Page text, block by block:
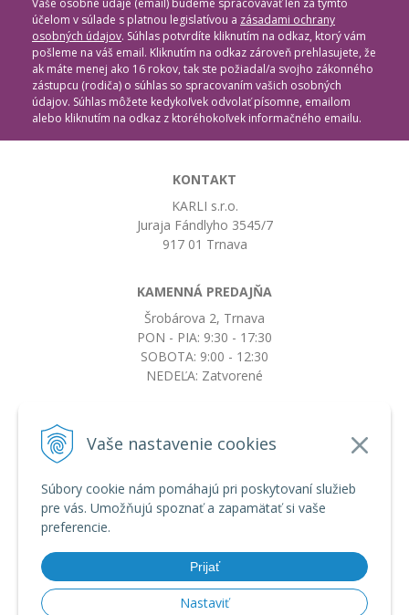
Vaše nastavenie cookies
Súbory cookie nám pomáhajú pri poskytovaní služieb
pre vás. Umožňujú spoznať a zapamätať si vaše
preferencie.
Prijať
Nastaviť
účelom v súlade s platnou legislatívou a zásadami ochrany
osobných údajov. Súhlas potvrdíte kliknutím na odkaz, ktorý vám
pošleme na váš email. Kliknutím na odkaz zároveň prehlasujete, že
ak máte menej ako 16 rokov, tak ste požiadal/a svojho zákonného
zástupcu (rodiča) o súhlas so spracovaním vašich osobných
údajov. Súhlas môžete kedykoľvek odvolať písomne, emailom
alebo kliknutím na odkaz z ktoréhokoľvek informačného emailu.
KONTAKT
KARLI s.r.o.
Juraja Fándlyho 3545/7
917 01 Trnava
KAMENNÁ PREDAJŇA
Šrobárova 2, Trnava
PON - PIA: 9:30 - 17:30
SOBOTA: 9:00 - 12:30
NEDEĽA: Zatvorené
objednavky@botkydorobotky.sk
VŠETKO O NÁKUPE
Ochrana osobných údajov
Možnosti dopravy a platby
Výmena, vrátenie tovaru a reklamácia